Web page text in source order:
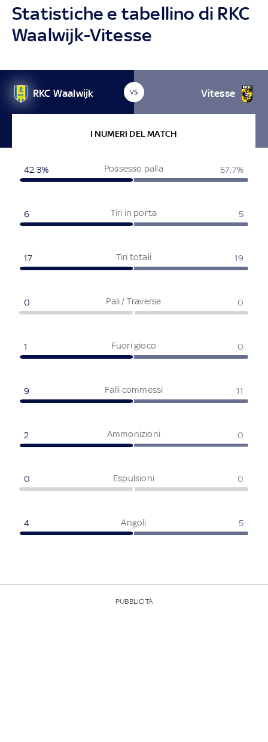
Statistiche e tabellino di RKC
Waalwijk-Vitesse
RKC Waalwijk VS Vitesse
I NUMERI DEL MATCH
Possesso palla
42.3% 57.7%
Tiri in porta
6 5
Tiri totali
17 19
Pali / Traverse
0 0
Fuori gioco
1 0
Falli commessi
9 11
Ammonizioni
2 0
Espulsioni
0 0
Angoli
4 5
PUBBLICITÀ